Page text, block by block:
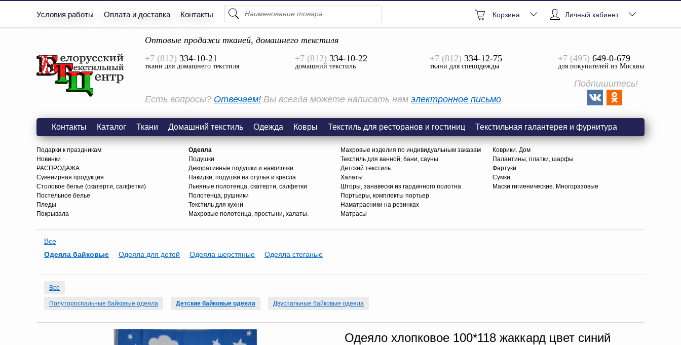
Условия работы Оплата и доставка Контакты
Просмотреть Все
Личный кабинет
Корзина
Оптовые продажи тканей, домашнего текстиля
+7 (812) 334-10-21
ткани для домашнего текстиля
+7 (812) 334-10-22
домашний текстиль
+7 (812) 334-12-75
ткани для спецодежды
+7 (495) 649-0-679
для покупателей из Москвы
Есть вопросы? Отвечаем! Вы всегда можете написать нам электронное письмо
Подпишитесь!
Контакты Каталог Ткани Домашний текстиль Одежда Ковры Текстиль для ресторанов и гостиниц Текстильная галантерея и фурнитура
Подарки к праздникам
Новинки
РАСПРОДАЖА
Сувенирная продукция
Столовое белье (скатерти, салфетки)
Постельное белье
Пледы
Покрывала
Одеяла
Подушки
Декоративные подушки и наволочки
Накидки, подушки на стулья и кресла
Льняные полотенца, скатерти, салфетки
Полотенца, рушники
Текстиль для кухни
Махровые полотенца, простыни, халаты.
Махровые изделия по индивидуальным заказам
Текстиль для ванной, бани, сауны
Детский текстиль
Халаты
Шторы, занавески из гардинного полотна
Портьеры, комплекты портьер
Наматрасники на резинках
Матрасы
Коврики. Дом
Палантины, платки, шарфы
Фартуки
Сумки
Маски гигиенические. Многоразовые
Все
Одеяла байковые
Одеяла для детей Одеяла шерстяные Одеяла стеганые
Все
Полутороспальные байковые одеяла Детские байковые одеяла Двуспальные байковые одеяла
Одеяло хлопковое 100*118 жаккард цвет синий